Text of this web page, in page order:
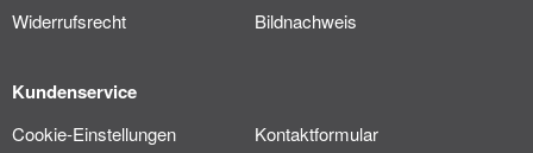
Widerrufsrecht
Bildnachweis
Kundenservice
Cookie-Einstellungen
Kontaktformular